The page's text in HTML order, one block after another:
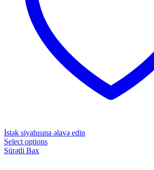
İstək siyahısına əlavə edin
Select options
Sürətli Bax